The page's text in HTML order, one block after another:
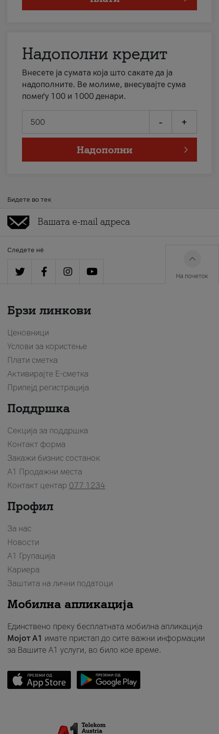
Надополни кредит
Внесете ја сумата која што сакате да ја
надополните. Ве молиме, внесувајте сума
помеѓу 100 и 1000 денари.
- +
Надополни
Бидете во тек
Следете нè
На почеток
Брзи линкови
Ценовници
Услови за користење
Плати сметка
Активирајте Е-сметка
Припејд регистрација
Поддршка
Секција за поддршка
Контакт форма
Закажи бизнис состанок
A1 Продажни места
Контакт центар 077 1234
Профил
За нас
Новости
А1 Групација
Кариера
Заштита на лични податоци
Мобилна апликација
Единствено преку бесплатната мобилна апликација
Мојот A1 имате пристап до сите важни информации
за Вашите A1 услуги, во било кое време.